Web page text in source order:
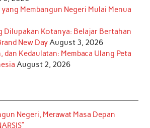
Membangun Negeri Mulai Menua
Dilupakan Kotanya: Belajar Bertahan
New Day August 3, 2026
dan Kedaulatan: Membaca Ulang Peta
August 2, 2026
Negeri, Merawat Masa Depan